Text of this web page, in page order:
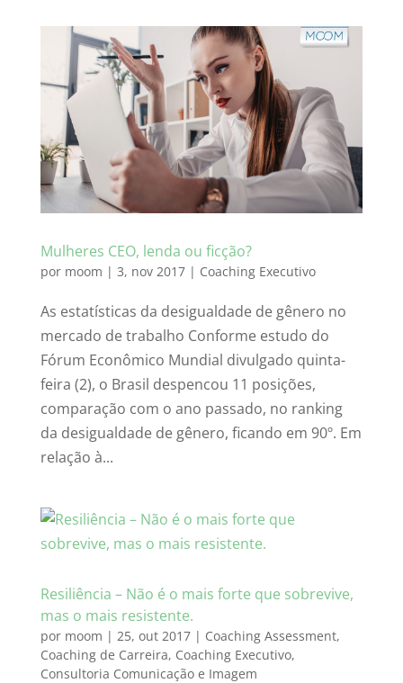
Mulheres CEO, lenda ou ficção?
por moom | 3, nov 2017| Coaching Executivo
As estatísticas da desigualdade de gênero no
mercado de trabalho Conforme estudo do
Fórum Econômico Mundial divulgado quinta-
feira (2), o Brasil despencou 11 posições,
comparação com o ano passado, no ranking
da desigualdade de gênero, ficando em 90º. Em
relação à...
Resiliência – Não é o mais forte que sobrevive,
mas o mais resistente.
por moom | 25, out 2017| Coaching Assessment,
Coaching de Carreira, Coaching Executivo,
Consultoria Comunicação e Imagem